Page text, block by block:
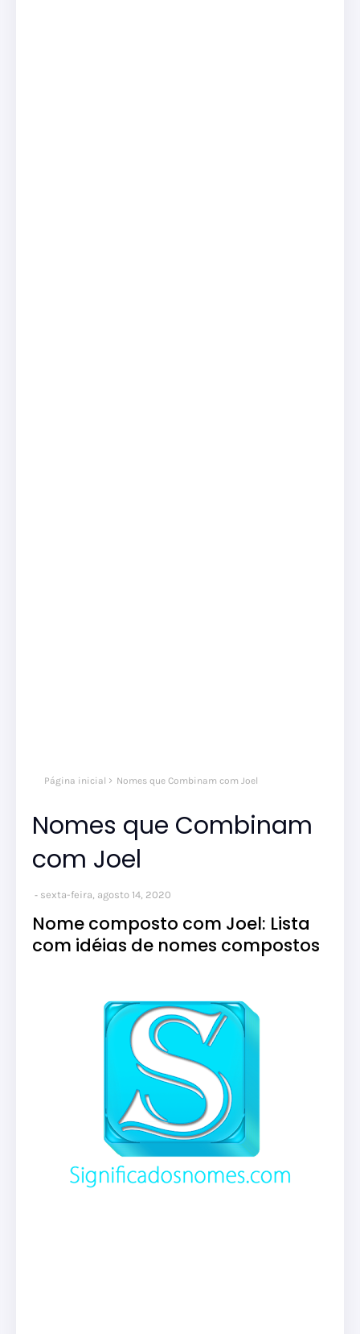
Página inicial Nomes que Combinam com Joel
Nomes que Combinam
com Joel
sexta-feira, agosto 14, 2020
Nome composto com Joel: Lista
com idéias de nomes compostos